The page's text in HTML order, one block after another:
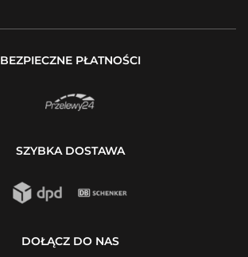
BEZPIECZNE PŁATNOŚCI
SZYBKA DOSTAWA
DOŁĄCZ DO NAS